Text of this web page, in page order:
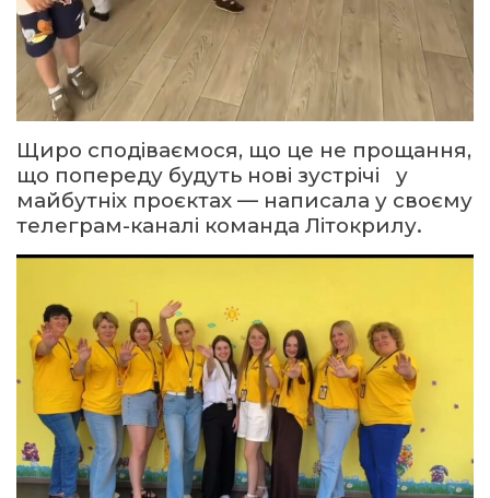
Щиро сподіваємося, що це не прощання,
що попереду будуть нові зустрічі у
майбутніх проєктах — написала у своєму
телеграм-каналі команда Літокрилу.